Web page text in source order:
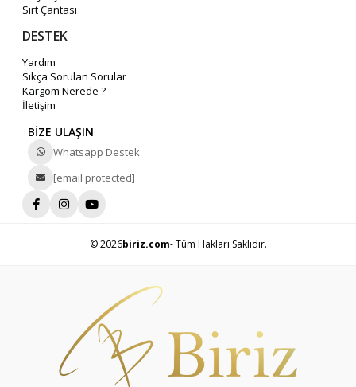
Sırt Çantası
DESTEK
Yardım
Sıkça Sorulan Sorular
Kargom Nerede ?
İletişim
BİZE ULAŞIN
Whatsapp Destek
[email protected]
© 2026biriz.com- Tüm Hakları Saklıdır.